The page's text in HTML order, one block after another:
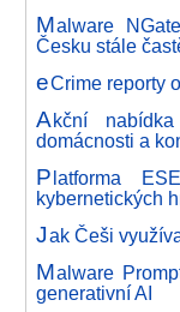
Malware
Česku stále
eCrime reporty
Akční
domácnosti a
Platforma
kybernetických
Jak Češi
Malware
generativní AI